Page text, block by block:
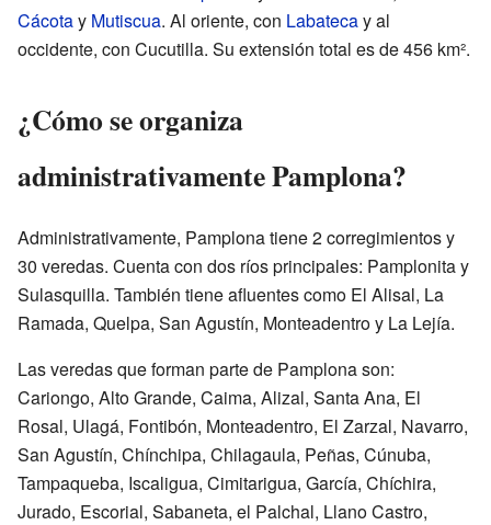
Cácotay Mutiscua. Al oriente, con Labatecay al
occidente, con Cucutilla. Su extensión total es de 456 km².
¿Cómo se organiza
administrativamente Pamplona?
Administrativamente, Pamplona tiene 2 corregimientos y
30 veredas. Cuenta con dos ríos principales: Pamplonita y
Sulasquilla. También tiene afluentes como El Alisal, La
Ramada, Quelpa, San Agustín, Monteadentro y La Lejía.
Las veredas que forman parte de Pamplona son:
Cariongo, Alto Grande, Caima, Alizal, Santa Ana, El
Rosal, Ulagá, Fontibón, Monteadentro, El Zarzal, Navarro,
San Agustín, Chínchipa, Chilagaula, Peñas, Cúnuba,
Tampaqueba, Iscaligua, Cimitarigua, García, Chíchira,
Jurado, Escorial, Sabaneta, el Palchal, Llano Castro,